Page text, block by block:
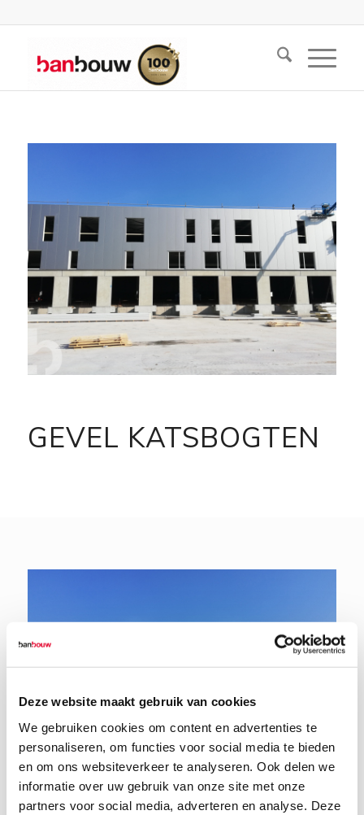
Deze website maakt gebruik van cookies
We gebruiken cookies om content en advertenties te
personaliseren, om functies voor social media te bieden
en om ons websiteverkeer te analyseren. Ook delen we
informatie over uw gebruik van onze site met onze
partners voor social media, adverteren en analyse. Deze
GEVEL KATSBOGTEN